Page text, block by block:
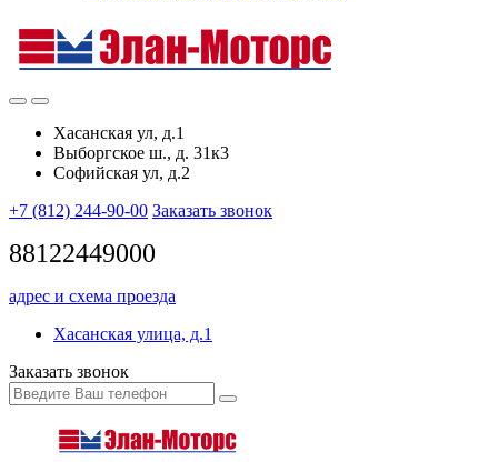
Хасанская ул, д.1
Выборгское ш., д. 31к3
Софийская ул, д.2
+7 (812) 244-90-00 Заказать звонок
88122449000
адрес и схема проезда
Хасанская улица, д.1
Заказать звонок